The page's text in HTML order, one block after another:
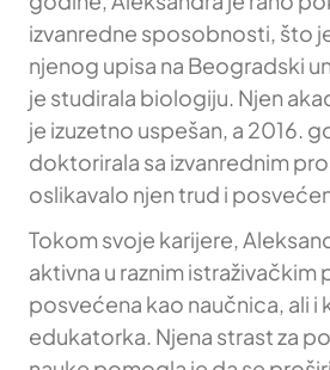
izvanredne sposobnosti, što
njenog upisa na Beogradski
je studirala biologiju. Njen
je izuzetno uspešan, a 2016.
doktorirala sa izvanrednim
oslikavalo njen trud i
Tokom svoje karijere,
aktivna u raznim istraživačkim
posvećena kao naučnica, ali i
edukatorka. Njena strast za